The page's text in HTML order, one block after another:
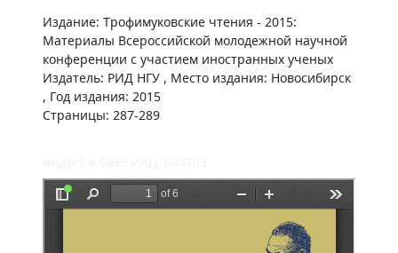
Издание: Трофимуковские чтения - 2015:
Материалы Всероссийской молодежной научной
конференции с участием иностранных ученых
Издатель: РИД НГУ , Место издания: Новосибирск
, Год издания: 2015
Страницы: 287-289